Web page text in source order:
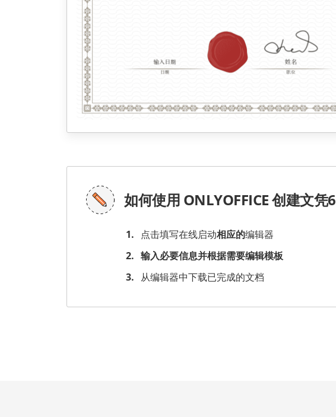
如何使用 ONLYOFFICE 创建文凭6
点击填写在线启动相应的编辑器
输入必要信息并根据需要编辑模板
从编辑器中下载已完成的文档